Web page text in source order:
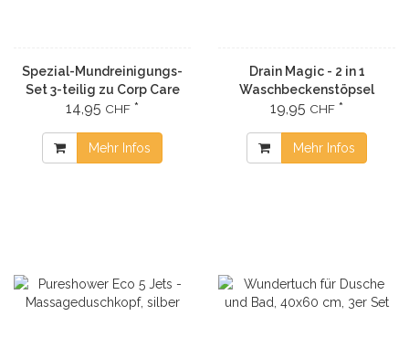
Spezial-Mundreinigungs-
Set 3-teilig zu Corp Care
MiracleSmile
14,95 CHF *
Mehr Infos
Drain Magic - 2 in 1
Waschbeckenstöpsel
19,95 CHF *
Mehr Infos